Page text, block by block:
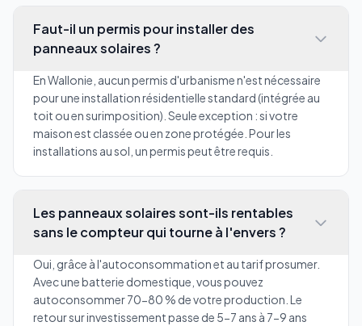
Faut-il un permis pour installer des
panneaux solaires ?
En Wallonie, aucun permis d'urbanisme n'est nécessaire
pour une installation résidentielle standard (intégrée au
toit ou en surimposition). Seule exception : si votre
maison est classée ou en zone protégée. Pour les
installations au sol, un permis peut être requis.
Les panneaux solaires sont-ils rentables
sans le compteur qui tourne à l'envers ?
Oui, grâce à l'autoconsommation et au tarif prosumer.
Avec une batterie domestique, vous pouvez
autoconsommer 70-80 % de votre production. Le
retour sur investissement passe de 5-7 ans à 7-9 ans